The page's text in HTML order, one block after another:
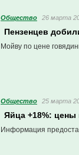
Общество 26 марта
Пензенцев
Мойву по цене
Общество 25 марта
Яйца +18%: цены
Информация